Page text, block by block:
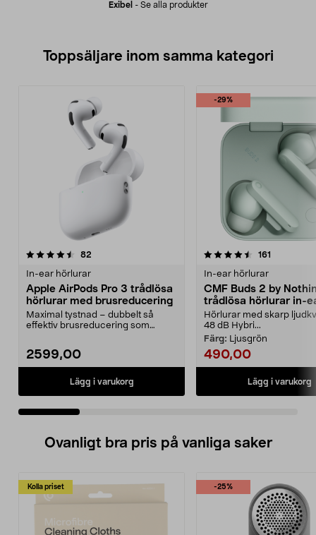
Exibel - Se alla produkter
Toppsäljare inom samma kategori
82
In-ear hörlurar
Apple AirPods Pro 3 trådlösa
hörlurar med brusreducering
Maximal tystnad – dubbelt så
effektiv brusreducering som
2599,00
Lägg i varukorg
-29%
4.5 av 5 stjärnor 161
In-ear hörlurar
CMF Buds 2 by
trådlösa hörlurar in-
Hörlurar med skarp
48 dB Hybri...
Färg: Ljusgrön
490,00
Lägg i varukorg
4.5 av 5 stjärnor
Ovanligt bra pris på vanliga saker
Kolla priset -25%